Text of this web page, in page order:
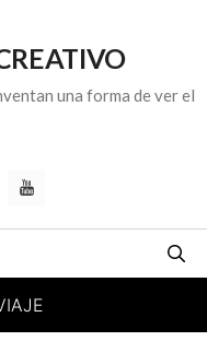
una forma de ver el